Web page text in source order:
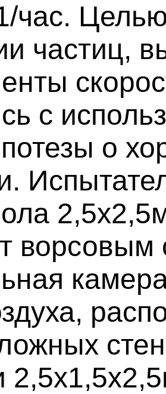
час.
частиц,
с
о
ворсовым